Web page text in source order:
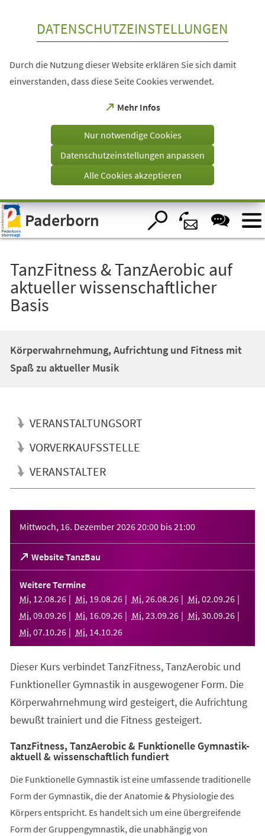
Visuelle
Assistenzsoftware
öffnen.
DATENSCHUTZEINSTELLUNGEN
Durch die Nutzung dieser Website erklären Sie sich damit
einverstanden, dass diese Seite Cookies verwendet.
Mehr Infos
(Öffnet
einem
Tab)
Nur notwendige Cookies
Datenschutzeinstellungen anpassen
Alle Cookies akzeptieren
Paderborn
TanzFitness & TanzAerobic auf
aktueller wissenschaftlicher
Basis
Körperwahrnehmung, Aufrichtung und Fitness mit
Spaß zu aktueller Musik
VERANSTALTUNGSORT
VORVERKAUFSSTELLE
VERANSTALTER
Mittwoch, 16. Dezember 202620:00 bis21:00
Website TanzBau
(Öffnet
in
einem
neuen
Tab)
Weitere Termine
Mi, 12.08.26 Mi, 19.08.26 Mi, 26.08.26 Mi, 02.09.26
Mi, 09.09.26 Mi, 16.09.26 Mi, 23.09.26 Mi, 30.09.26
Mi, 07.10.26 Mi, 14.10.26
Dieser Kurs verbindet TanzFitness, TanzAerobic und
Funktioneller Gymnastik in ausgewogener Form. Die
Körperwahrnehmung wird gesteigert, die Aufrichtung
bewußt trainiert und die Fitness gesteigert.
TanzFitness, TanzAerobic & Funktionelle Gymnastik-
aktuell & wissenschaftlich fundiert
Die Funktionelle Gymnastik ist eine umfassende traditionelle
Form der Gymnastik, die der Anatomie & Physiologie des
Körpers entspricht. Es handelt sich um eine übergreifende
Form der Gruppengymnastik, die unabhängig von